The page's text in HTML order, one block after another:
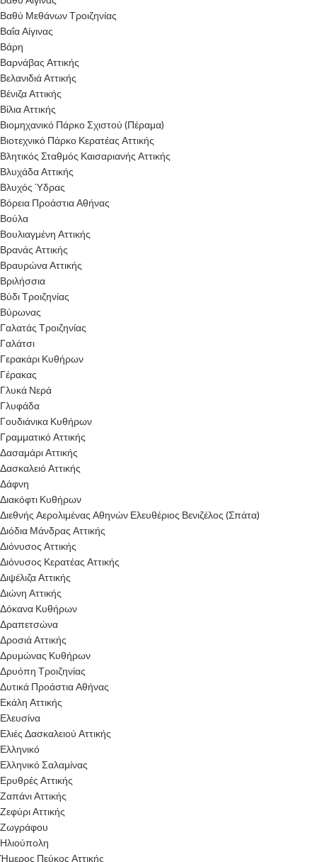
Βαθύ Μεθάνων Τροιζηνίας
Βαΐα Αίγινας
Βάρη
Βαρνάβας Αττικής
Βελανιδιά Αττικής
Βένιζα Αττικής
Βίλια Αττικής
Βιομηχανικό Πάρκο Σχιστού (Πέραμα)
Βιοτεχνικό Πάρκο Κερατέας Αττικής
Βλητικός Σταθμός Καισαριανής Αττικής
Βλυχάδα Αττικής
Βλυχός Ύδρας
Βόρεια Προάστια Αθήνας
Βούλα
Βουλιαγμένη Αττικής
Βρανάς Αττικής
Βραυρώνα Αττικής
Βριλήσσια
Βύδι Τροιζηνίας
Βύρωνας
Γαλατάς Τροιζηνίας
Γαλάτσι
Γερακάρι Κυθήρων
Γέρακας
Γλυκά Νερά
Γλυφάδα
Γουδιάνικα Κυθήρων
Γραμματικό Αττικής
Δασαμάρι Αττικής
Δασκαλειό Αττικής
Δάφνη
Διακόφτι Κυθήρων
Διεθνής Αερολιμένας Αθηνών Ελευθέριος Βενιζέλος (Σπάτα)
Διόδια Μάνδρας Αττικής
Διόνυσος Αττικής
Διόνυσος Κερατέας Αττικής
Διψέλιζα Αττικής
Διώνη Αττικής
Δόκανα Κυθήρων
Δραπετσώνα
Δροσιά Αττικής
Δρυμώνας Κυθήρων
Δρυόπη Τροιζηνίας
Δυτικά Προάστια Αθήνας
Εκάλη Αττικής
Ελευσίνα
Ελιές Δασκαλειού Αττικής
Ελληνικό
Ελληνικό Σαλαμίνας
Ερυθρές Αττικής
Ζαπάνι Αττικής
Ζεφύρι Αττικής
Ζωγράφου
Ηλιούπολη
Ήμερος Πεύκος Αττικής